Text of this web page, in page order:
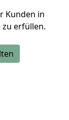
Kunden in
zu erfüllen.